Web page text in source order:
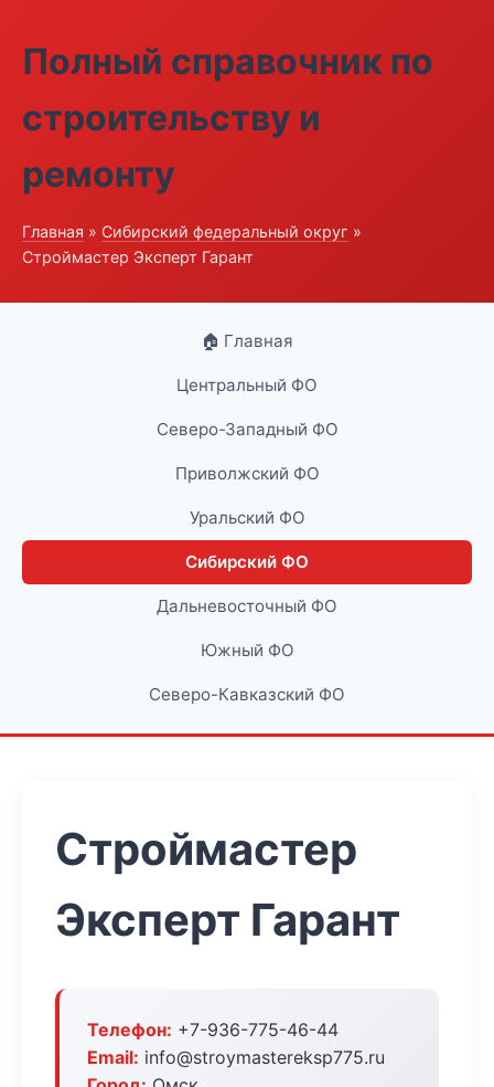
Полный справочник по
строительству и
ремонту
Главная » Сибирский федеральный округ »
Строймастер Эксперт Гарант
🏠 Главная
Центральный ФО
Северо-Западный ФО
Приволжский ФО
Уральский ФО
Сибирский ФО
Дальневосточный ФО
Южный ФО
Северо-Кавказский ФО
Строймастер
Эксперт Гарант
Телефон: +7-936-775-46-44
Email: info@stroymastereksp775.ru